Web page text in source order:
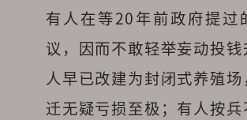
有人在等20年前政府提过
议，因而不敢轻举妄动投
人早已改建为封闭式养殖
迁无疑亏损至极；有人按